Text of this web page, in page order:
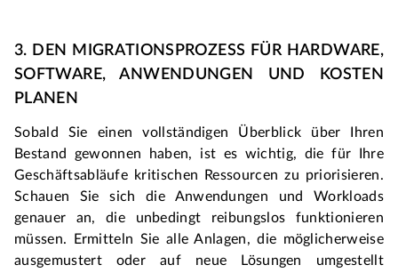
3. DEN MIGRATIONSPROZESS FÜR HARDWARE,
SOFTWARE, ANWENDUNGEN UND KOSTEN
PLANEN
Sobald Sie einen vollständigen Überblick über Ihren
Bestand gewonnen haben, ist es wichtig, die für Ihre
Geschäftsabläufe kritischen Ressourcen zu priorisieren.
Schauen Sie sich die Anwendungen und Workloads
genauer an, die unbedingt reibungslos funktionieren
müssen. Ermitteln Sie alle Anlagen, die möglicherweise
ausgemustert oder auf neue Lösungen umgestellt